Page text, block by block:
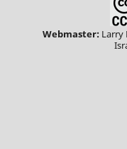
Webmaster: Larry